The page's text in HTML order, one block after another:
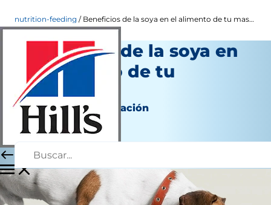
nutrition-feeding Beneficios de la soya en el alimento de tu mascota
Beneficios de la soya en
el alimento de tu
mascota
Nutrición y alimentación
Autor del personal
|
Octubre 21, 2016